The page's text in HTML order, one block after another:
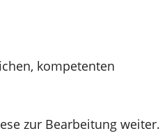
kompetenten
zur Bearbeitung weiter.